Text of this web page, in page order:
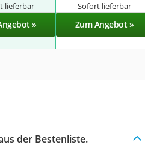
lieferbar Sofort lieferbar
» Zum Angebot »
der Bestenliste.